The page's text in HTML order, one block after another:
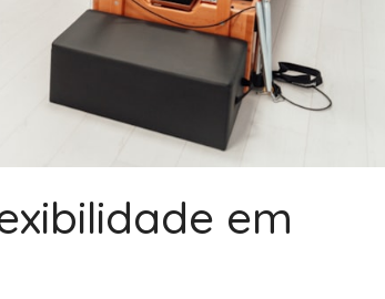
em